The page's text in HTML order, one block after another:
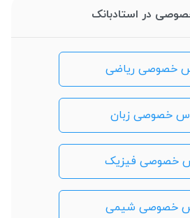
در استادبانک
خصوصی ریاضی
خصوصی زبان
خصوصی فیزیک
خصوصی شیمی